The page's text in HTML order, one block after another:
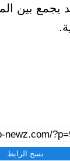
بين
نسخ الرابط